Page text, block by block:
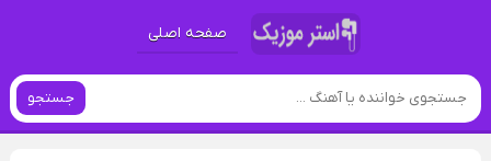
صفحه اصلی
جستجو